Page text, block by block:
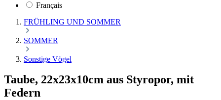
Français
FRÜHLING UND SOMMER
SOMMER
Sonstige Vögel
Taube, 22x23x10cm aus Styropor, mit
Federn